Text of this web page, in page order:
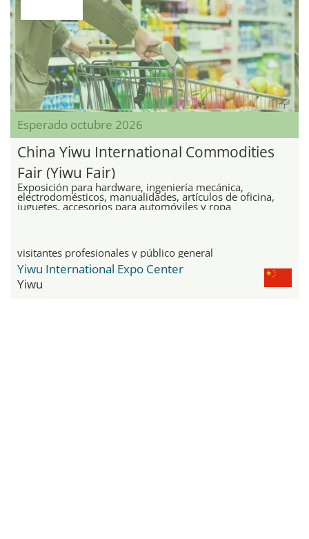
Esperado octubre 2026
China Yiwu International Commodities
Fair (Yiwu Fair)
Exposición para hardware, ingeniería mecánica,
electrodomésticos, manualidades, artículos de oficina,
juguetes, accesorios para automóviles y ropa
visitantes profesionales y público general
Yiwu International Expo Center
Yiwu